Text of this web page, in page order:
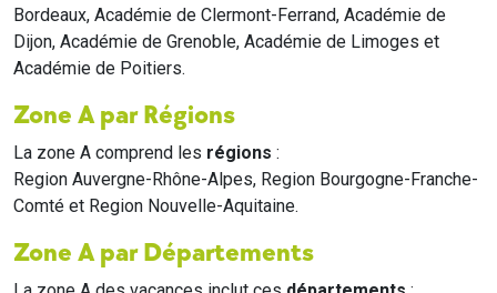
Bordeaux, Académie de Clermont-Ferrand, Académie de
Dijon, Académie de Grenoble, Académie de Limoges et
Académie de Poitiers.
Zone A par Régions
La zone A comprend les régions :
Region Auvergne-Rhône-Alpes, Region Bourgogne-Franche-
Comté et Region Nouvelle-Aquitaine.
Zone A par Départements